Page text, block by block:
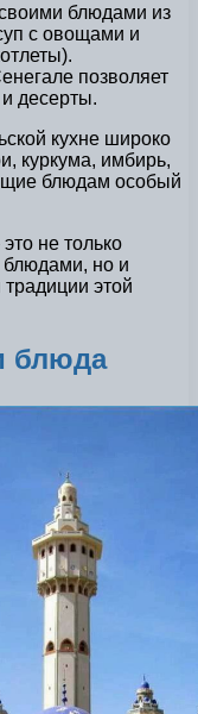
блюдами из
с овощами и
позволяет
десерты.
кухне широко
куркума, имбирь,
блюдам особый
не только
блюдами, но и
традиции этой
блюда